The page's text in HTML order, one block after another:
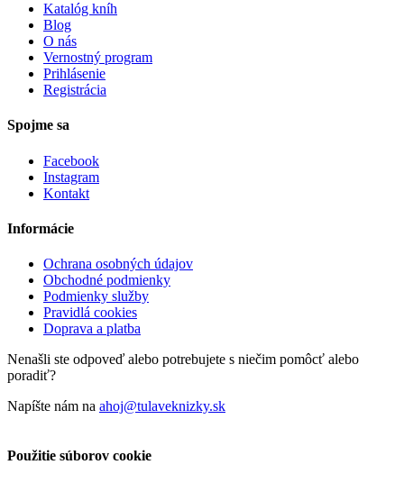
Katalóg kníh
Blog
O nás
Vernostný program
Prihlásenie
Registrácia
Spojme sa
Facebook
Instagram
Kontakt
Informácie
Ochrana osobných údajov
Obchodné podmienky
Podmienky služby
Pravidlá cookies
Doprava a platba
Nenašli ste odpoveď alebo potrebujete s niečim pomôcť alebo
poradiť?
Napíšte nám na ahoj@tulaveknizky.sk
Použitie súborov cookie